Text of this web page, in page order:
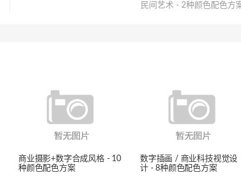
民间艺术 - 2种颜色配色方
商业摄影+数字合成风格 - 10
种颜色配色方案
数字插画 / 商业科技视觉设
计 - 8种颜色配色方案